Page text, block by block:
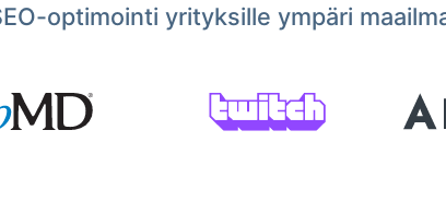
optimointi yrityksille ympäri